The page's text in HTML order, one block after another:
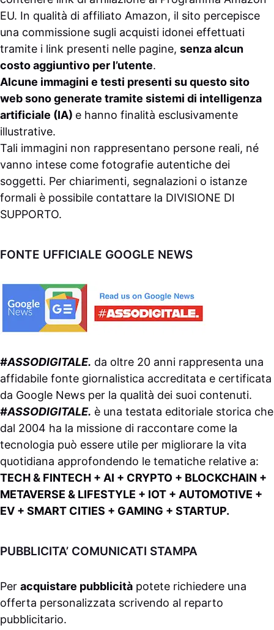
EU. In qualità di affiliato Amazon, il sito percepisce
una commissione sugli acquisti idonei effettuati
tramite i link presenti nelle pagine, senza alcun
costo aggiuntivo per l’utente.
Alcune immagini e testi presenti su questo sito
web sono generate tramite sistemi di intelligenza
artificiale (IA) e hanno finalità esclusivamente
illustrative.
Tali immagini non rappresentano persone reali, né
vanno intese come fotografie autentiche dei
soggetti. Per chiarimenti, segnalazioni o istanze
formali è possibile contattare la DIVISIONE DI
SUPPORTO.
FONTE UFFICIALE GOOGLE NEWS
#ASSODIGITALE. da oltre 20 anni rappresenta una
affidabile fonte giornalistica accreditata e certificata
da Google News per la qualità dei suoi contenuti.
#ASSODIGITALE. è una testata editoriale storica che
dal 2004 ha la missione di raccontare come la
tecnologia può essere utile per migliorare la vita
quotidiana approfondendo le tematiche relative a:
TECH & FINTECH + AI + CRYPTO + BLOCKCHAIN +
METAVERSE & LIFESTYLE + IOT + AUTOMOTIVE +
EV + SMART CITIES + GAMING + STARTUP.
PUBBLICITA’ COMUNICATI STAMPA
Per acquistare pubblicità potete richiedere una
offerta personalizzata scrivendo al reparto
pubblicitario.